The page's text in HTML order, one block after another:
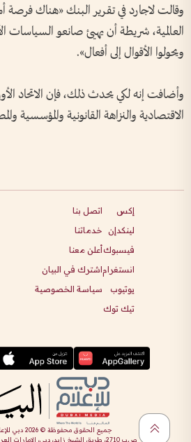
وقالت لاجارد في تقرير البنك «هناك فرصة
العالمية، شريطة أن ‌يهيئ صانعو السياسات
ويحولوا الأقوال إلى ​أفعال».
وأضافت إنه لكي يحدث ذلك، فإن الاتحاد
الاقتصادية والنزاهة القانونية والمؤسسية
إكس
لينكدإن
فيسبوك
انستغرام
يوتيوب
تيك توك
اتصل بنا
خدماتنا
أعلن معنا
اشترك في البيان
سياسة الخصوصية
جميع الحقوق محفوظة ©2026 دبي
ص.ب 2710، طريق الشيخ زايد، دبي، الإمارات العربية المتحدة